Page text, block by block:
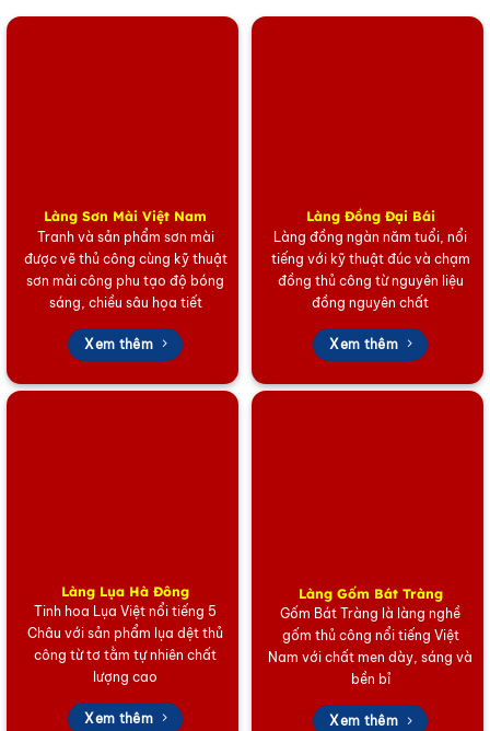
Làng Sơn Mài Việt Nam
Tranh và sản phẩm sơn mài
được vẽ thủ công cùng kỹ thuật
sơn mài công phu tạo độ bóng
sáng, chiều sâu họa tiết
Xem thêm
Làng Đồng Đại Bái
Làng đồng ngàn năm tuổi, nổi
tiếng với kỹ thuật đúc và chạm
đồng thủ công từ nguyên liệu
đồng nguyên chất
Xem thêm
Làng Lụa Hà Đông
Tinh hoa Lụa Việt nổi tiếng 5
Châu với sản phẩm lụa dệt thủ
công từ tơ tằm tự nhiên chất
lượng cao
Xem thêm
Làng Gốm Bát Tràng
Gốm Bát Tràng là làng nghề
gốm thủ công nổi tiếng Việt
Nam với chất men dày, sáng và
bền bỉ
Xem thêm